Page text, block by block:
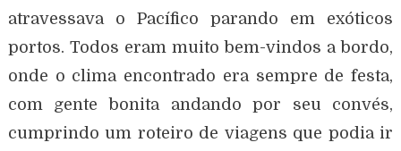
atravessava o Pacífico parando em exóticos
portos. Todos eram muito bem-vindos a bordo,
onde o clima encontrado era sempre de festa,
com gente bonita andando por seu convés,
cumprindo um roteiro de viagens que podia ir